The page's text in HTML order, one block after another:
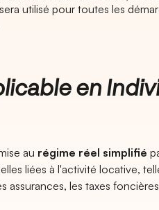
utilisé pour toutes les
en
au régime réel simplifié
liées à l'activité locative,
assurances, les taxes